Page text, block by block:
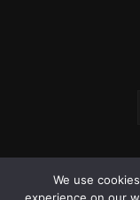
Carswaii © Copyright
We use